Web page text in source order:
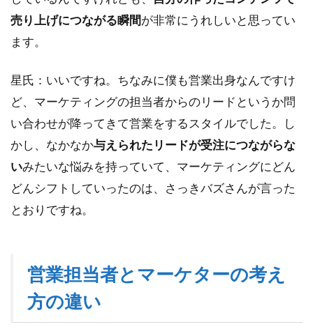
売り上げにつながる瞬間が非常にうれしいと思ってい
ます。
星氏：いいですね。ちなみに僕も営業出身なんですけ
ど、マーケティングの担当者からのリードというか問
い合わせが降ってきて営業をするスタイルでした。し
かし、なかなか与えられたリードが受注につながらな
いみたいな悩みを持っていて、マーケティングにどん
どんシフトしていったのは、さっきバズさんが言った
とおりですね。
営業担当者とマーケターの考え
方の違い